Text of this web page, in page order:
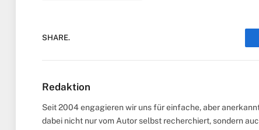
SHARE.
Redaktion
Seit 2004 engagieren wir uns für einfache, aber
dabei nicht nur vom Autor selbst recherchiert, sondern